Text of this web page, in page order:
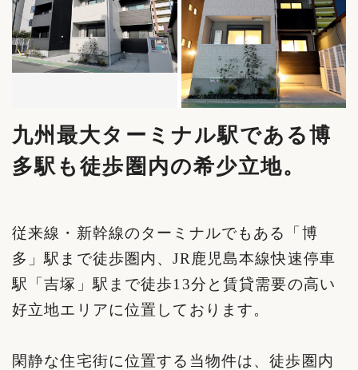
九州最大ターミナル駅である博
多駅も徒歩圏内の希少立地。
従来線・新幹線のターミナルでもある「博
多」駅まで徒歩圏内、JR鹿児島本線快速停車
駅「吉塚」駅まで徒歩13分と賃貸需要の高い
好立地エリアに位置しております。
閑静な住宅街に位置する当物件は、徒歩圏内